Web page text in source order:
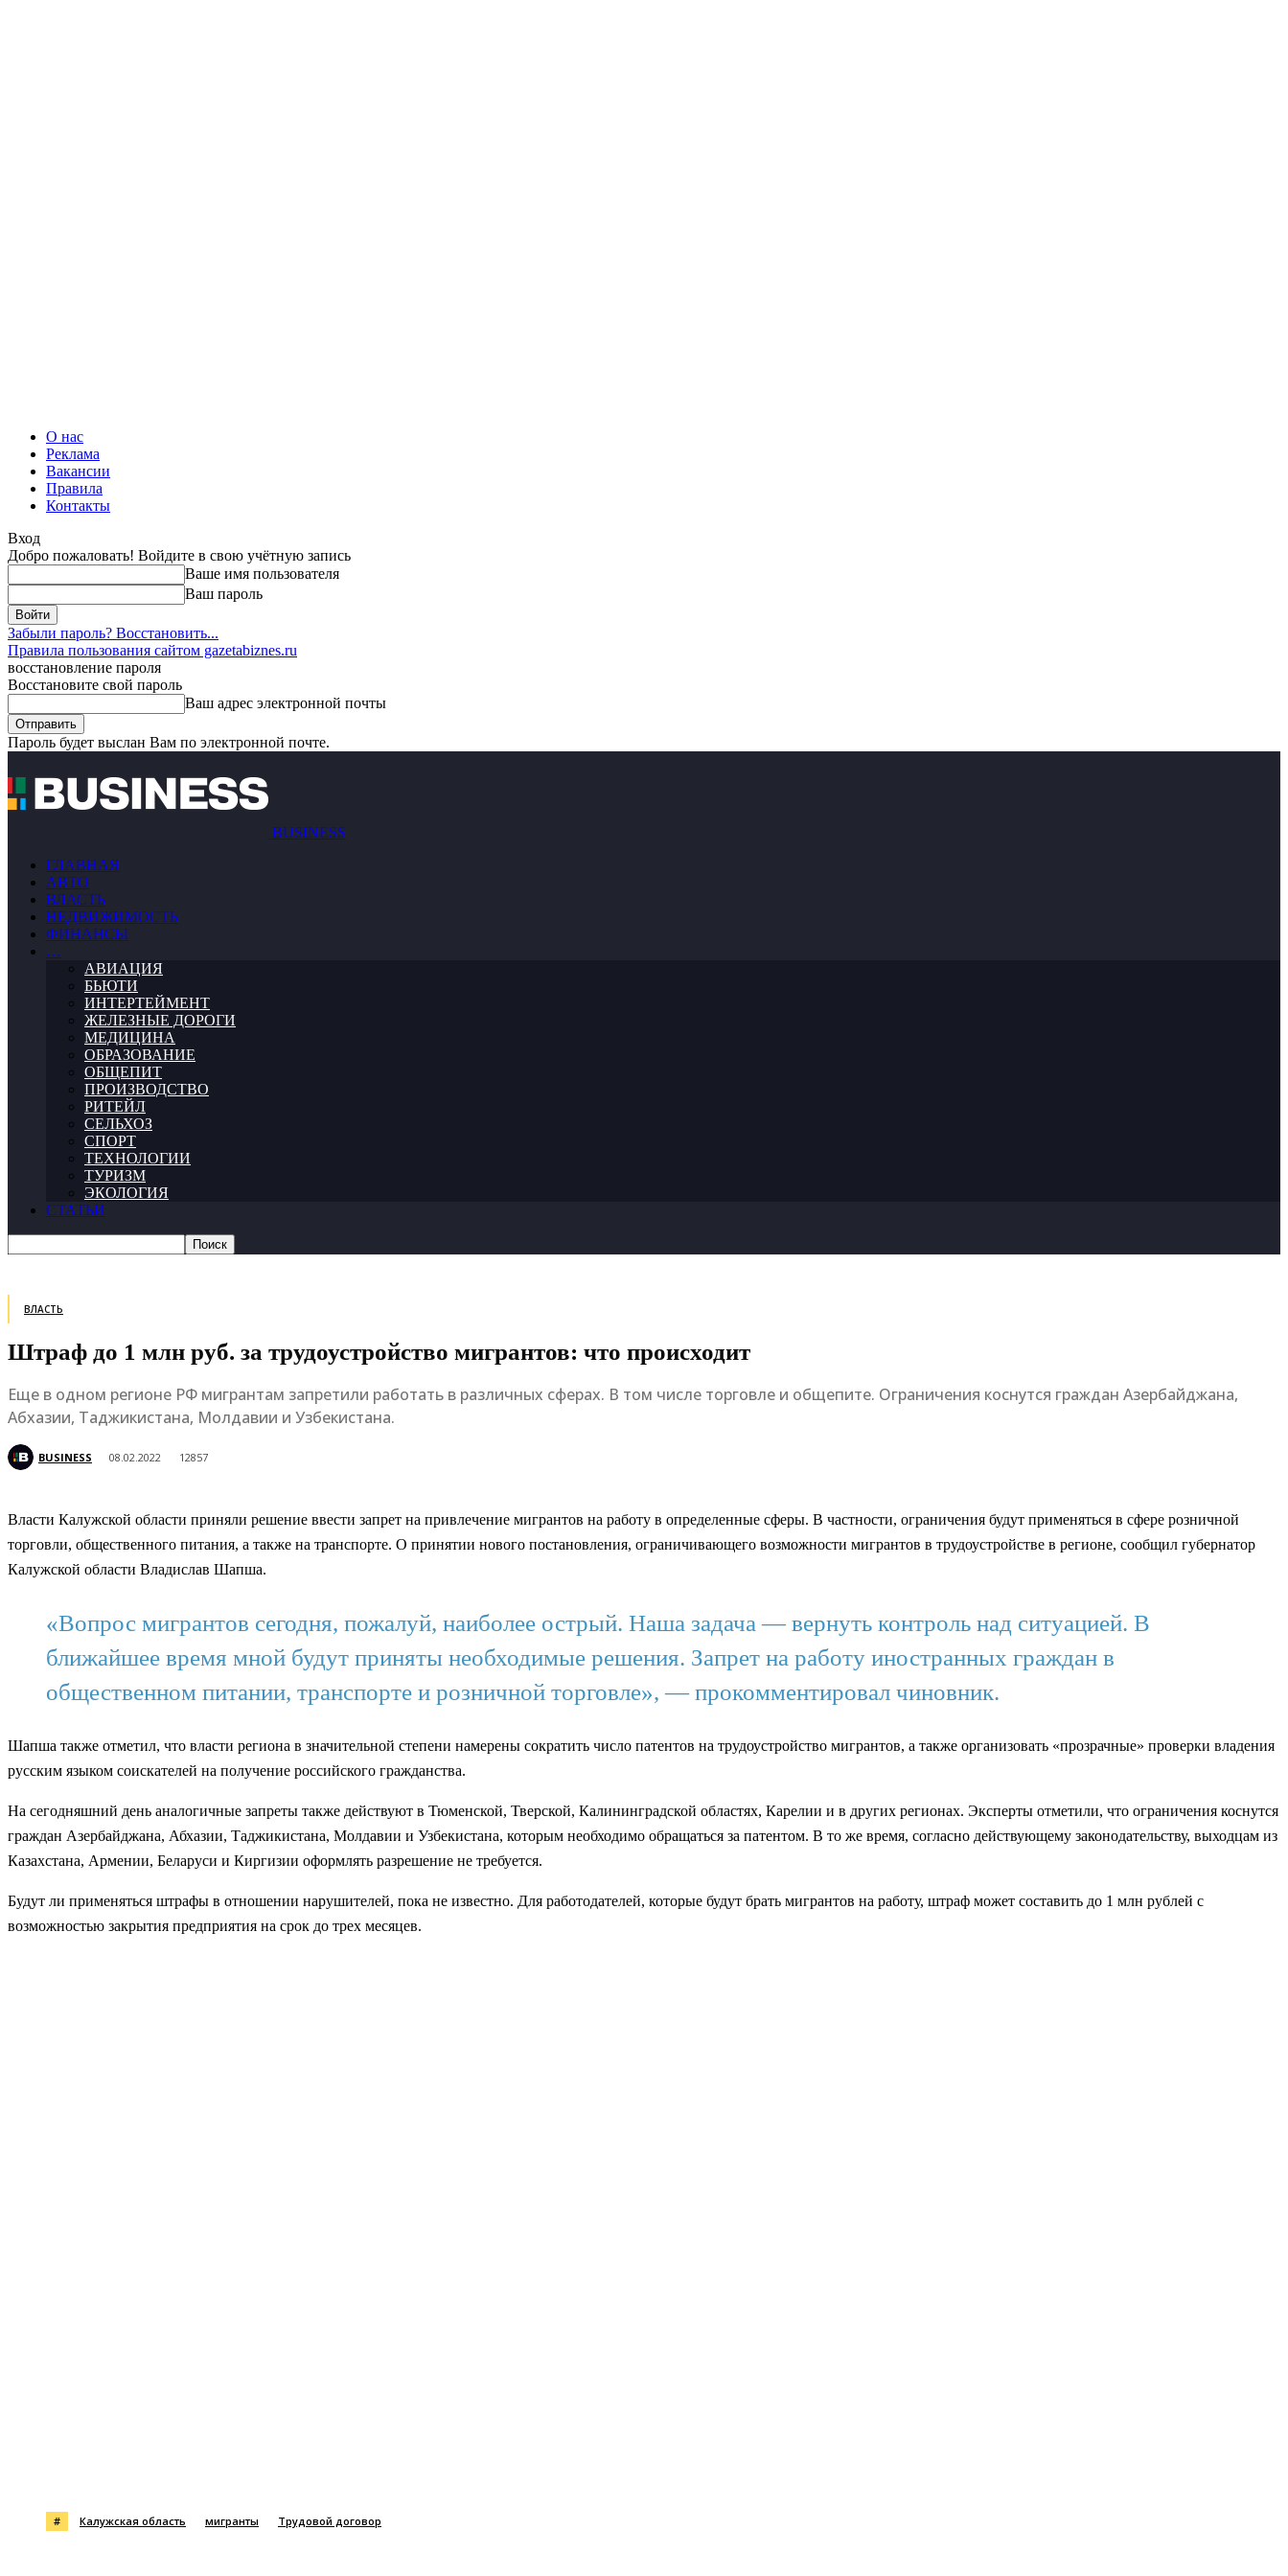
О нас
Реклама
Вакансии
Правила
Контакты
Вход
Добро пожаловать! Войдите в свою учётную запись
Ваше имя пользователя
Ваш пароль
Забыли пароль? Восстановить...
Правила пользования сайтом gazetabiznes.ru
восстановление пароля
Восстановите свой пароль
Ваш адрес электронной почты
Пароль будет выслан Вам по электронной почте.
BUSINESS
ГЛАВНАЯ
АВТО
ВЛАСТЬ
НЕДВИЖИМОСТЬ
ФИНАНСЫ
…
АВИАЦИЯ
БЬЮТИ
ИНТЕРТЕЙМЕНТ
ЖЕЛЕЗНЫЕ ДОРОГИ
МЕДИЦИНА
ОБРАЗОВАНИЕ
ОБЩЕПИТ
ПРОИЗВОДСТВО
РИТЕЙЛ
СЕЛЬХОЗ
СПОРТ
ТЕХНОЛОГИИ
ТУРИЗМ
ЭКОЛОГИЯ
СТАТЬИ
ВЛАСТЬ
Штраф до 1 млн руб. за трудоустройство мигрантов: что происходит
Еще в одном регионе РФ мигрантам запретили работать в различных сферах. В том числе торговле и общепите. Ограничения коснутся граждан Азербайджана,
Абхазии, Таджикистана, Молдавии и Узбекистана.
BUSINESS 08.02.2022 12857
Власти Калужской области приняли решение ввести запрет на привлечение мигрантов на работу в определенные сферы. В частности, ограничения будут применяться в сфере розничной
торговли, общественного питания, а также на транспорте. О принятии нового постановления, ограничивающего возможности мигрантов в трудоустройстве в регионе, сообщил губернатор
Калужской области Владислав Шапша.
«Вопрос мигрантов сегодня, пожалуй, наиболее острый. Наша задача — вернуть контроль над ситуацией. В
ближайшее время мной будут приняты необходимые решения. Запрет на работу иностранных граждан в
общественном питании, транспорте и розничной торговле», — прокомментировал чиновник.
Шапша также отметил, что власти региона в значительной степени намерены сократить число патентов на трудоустройство мигрантов, а также организовать «прозрачные» проверки владения
русским языком соискателей на получение российского гражданства.
На сегодняшний день аналогичные запреты также действуют в Тюменской, Тверской, Калининградской областях, Карелии и в других регионах. Эксперты отметили, что ограничения коснутся
граждан Азербайджана, Абхазии, Таджикистана, Молдавии и Узбекистана, которым необходимо обращаться за патентом. В то же время, согласно действующему законодательству, выходцам из
Казахстана, Армении, Беларуси и Киргизии оформлять разрешение не требуется.
Будут ли применяться штрафы в отношении нарушителей, пока не известно. Для работодателей, которые будут брать мигрантов на работу, штраф может составить до 1 млн рублей с
возможностью закрытия предприятия на срок до трех месяцев.
# Калужская область мигранты Трудовой договор